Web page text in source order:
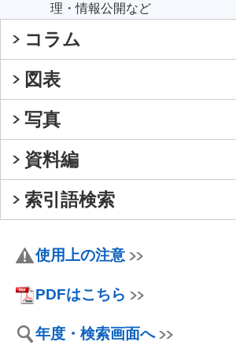
理・情報公開など
コラム
図表
写真
資料編
索引語検索
使用上の注意
PDFはこちら
年度・検索画面へ